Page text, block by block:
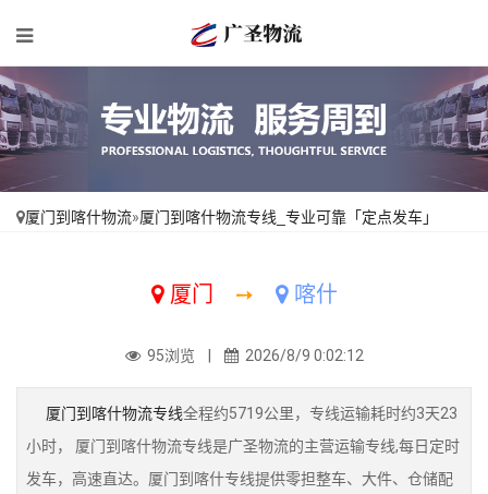
厦门到喀什物流»厦门到喀什物流专线_专业可靠「定点发车」
厦门 ➙ 喀什
95浏览 | 2026/8/9 0:02:12
厦门到喀什物流专线全程约5719公里，专线运输耗时约3天23
小时， 厦门到喀什物流专线是广圣物流的主营运输专线,每日定时
发车，高速直达。厦门到喀什专线提供零担整车、大件、仓储配